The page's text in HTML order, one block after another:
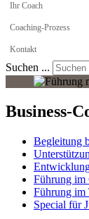
Ihr Coach
Coaching-Prozess
Kontakt
Suchen ...
Business-
Begleitung
Führung im
Führung im
Special für